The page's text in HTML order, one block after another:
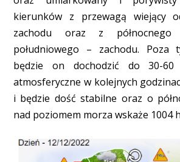
kierunków z przewagą wiejący
zachodu oraz z
południowego – zachodu. Poza
będzie on dochodzić do 30-60
atmosferyczne w kolejnych
i będzie dość stabilne oraz o
nad poziomem morza wskaże 1004